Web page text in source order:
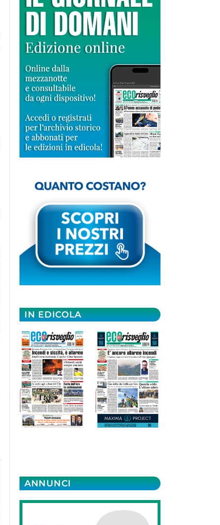
IN EDICOLA
ANNUNCI